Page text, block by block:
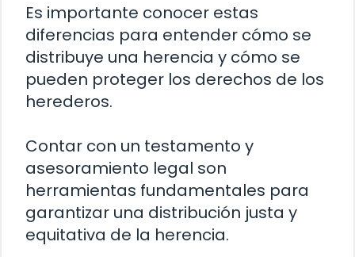
Es importante conocer estas
diferencias para entender cómo se
distribuye una herencia y cómo se
pueden proteger los derechos de los
herederos.
Contar con un testamento y
asesoramiento legal son
herramientas fundamentales para
garantizar una distribución justa y
equitativa de la herencia.